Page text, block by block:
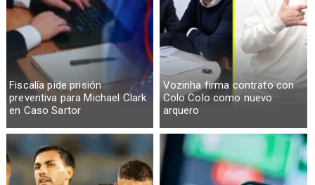
Fiscalía pide prisión
preventiva para Michael Clark
en Caso Sartor
Vozinha firma contrato con
Colo Colo como nuevo
arquero